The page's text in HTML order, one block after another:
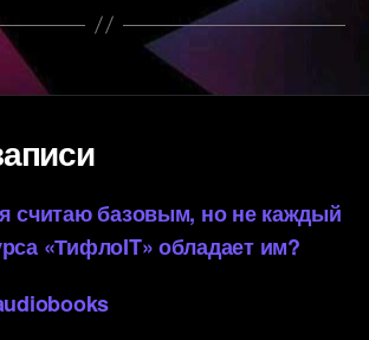
считаю базовым, но не каждый
«ТифлоIT» обладает им?